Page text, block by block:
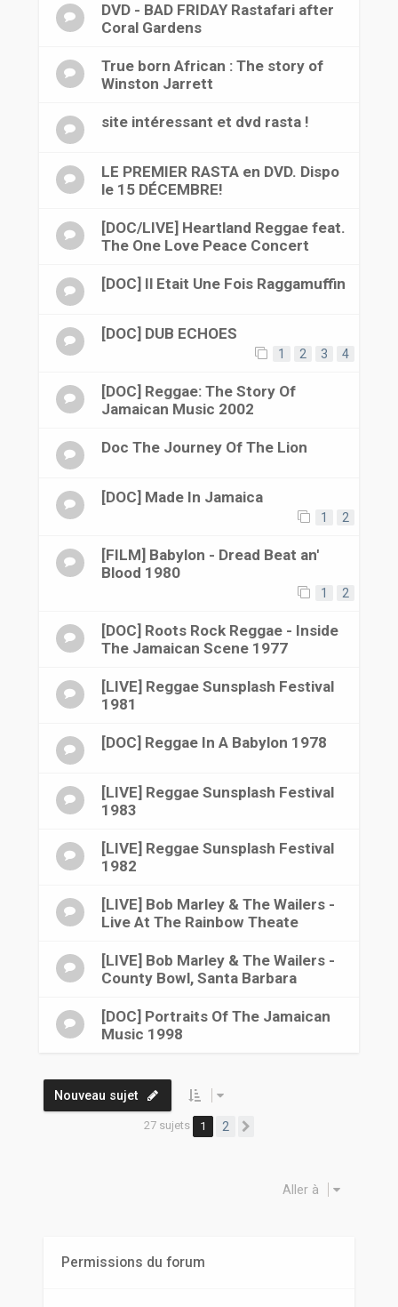
DVD - BAD FRIDAY Rastafari after
Coral Gardens
True born African : The story of
Winston Jarrett
site intéressant et dvd rasta !
LE PREMIER RASTA en DVD. Dispo
le 15 DÉCEMBRE!
[DOC/LIVE] Heartland Reggae feat.
The One Love Peace Concert
[DOC] Il Etait Une Fois Raggamuffin
[DOC] DUB ECHOES
1 2 3 4
[DOC] Reggae: The Story Of
Jamaican Music 2002
Doc The Journey Of The Lion
[DOC] Made In Jamaica
1 2
[FILM] Babylon - Dread Beat an'
Blood 1980
1 2
[DOC] Roots Rock Reggae - Inside
The Jamaican Scene 1977
[LIVE] Reggae Sunsplash Festival
1981
[DOC] Reggae In A Babylon 1978
[LIVE] Reggae Sunsplash Festival
1983
[LIVE] Reggae Sunsplash Festival
1982
[LIVE] Bob Marley & The Wailers -
Live At The Rainbow Theate
[LIVE] Bob Marley & The Wailers -
County Bowl, Santa Barbara
[DOC] Portraits Of The Jamaican
Music 1998
Nouveau sujet
27 sujets 1 2
Aller à
Permissions du forum